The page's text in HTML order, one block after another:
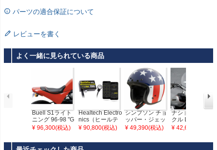
パーツの適合保証について
レビューを書く
よく一緒に見られている商品
Buell S1ライト
ニング 96-98 "G
UNFIGHTER" ガ
ンファイターシ
ビン)
¥ 96,300(税込)
Healtech Electro
nics（ヒールテ
ックエレクトロ
ニクス） クイッ
Y iQSE-W1+QS
¥ 90,800(税込)
シンプソン チョ
ッパー・ジェッ
ト ヘルメット
(イージー)
¥ 49,390(税込)
ナショナルサイ
クル Low Boy H
eavy Duty スク
リーン ウインド
¥ 42,600(税込)